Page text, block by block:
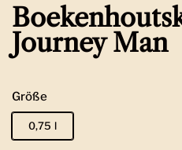
Journey Man
Größe
0,75 l